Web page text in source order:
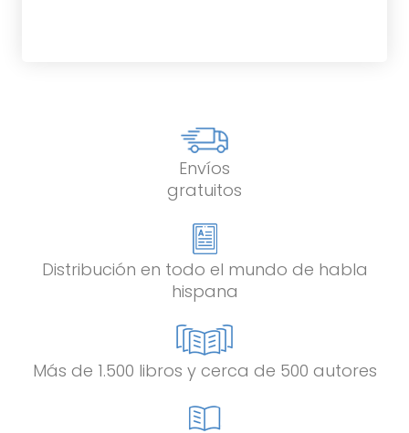
Envíos
gratuitos
Distribución en todo el mundo de habla
hispana
Más de 1.500 libros y cerca de 500 autores